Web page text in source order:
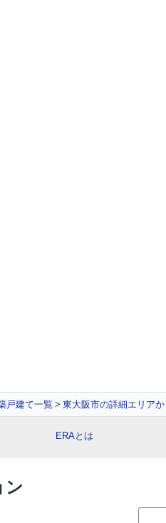
戸建て一覧 東大阪市の詳細エリア
ERAとは
ン